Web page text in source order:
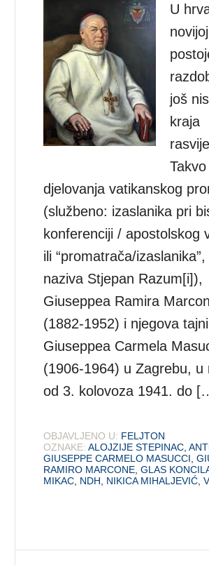
U
još
kraja
djelovanja vatikanskog
(službeno: izaslanika pri
konferenciji / apostolskog
ili “promatrača/
naziva Stjepan Razum[i]),
Giuseppea Ramira
(1882-1952) i njegova
Giuseppea Carmela
(1906-1964) u Zagrebu, u
od 3. kolovoza 1941. do
OBJAVLJENO U: FELJTON
OZNAKE: ALOJZIJE STEPINAC ,
GIUSEPPE CARMELO MASUCCI ,
RAMIRO MARCONE ,GLAS
MIKAC NDH NIKICA MIHALJEVIĆ ,